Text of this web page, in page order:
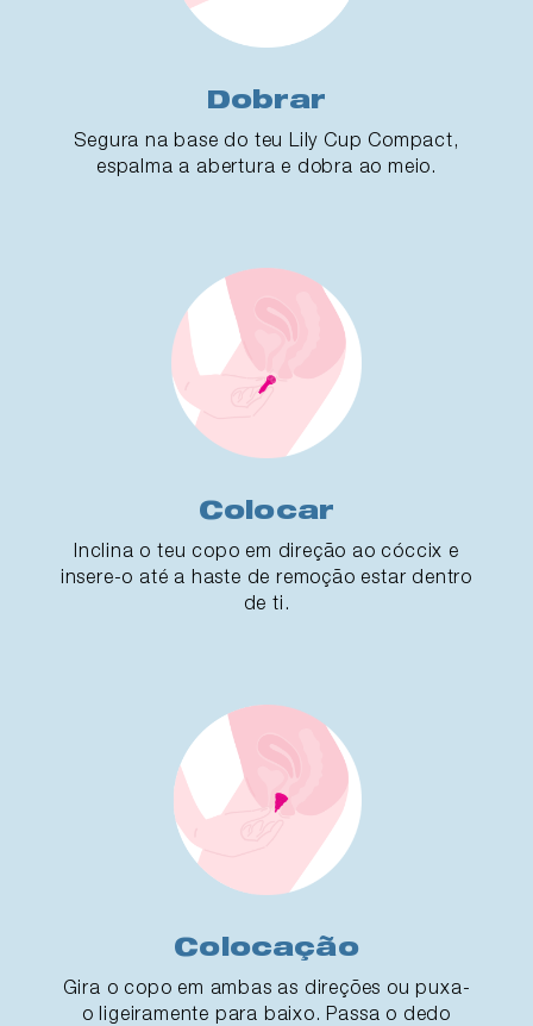
Dobrar
Segura na base do teu Lily Cup Compact,
espalma a abertura e dobra ao meio.
Colocar
Inclina o teu copo em direção ao cóccix e
insere-o até a haste de remoção estar dentro
de ti.
Colocação
Gira o copo em ambas as direções ou puxa-
o ligeiramente para baixo. Passa o dedo